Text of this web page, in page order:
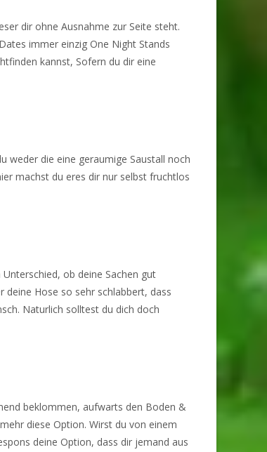
dir ohne Ausnahme zur Seite steht.
immer einzig One Night Stands
kannst, Sofern du dir eine
weder die eine geraumige Saustall noch
machst du eres dir nur selbst fruchtlos
ob deine Sachen gut
Hose so sehr schlabbert, dass
Naturlich solltest du dich doch
beklommen, aufwarts den Boden &
diese Option. Wirst du von einem
deine Option, dass dir jemand aus